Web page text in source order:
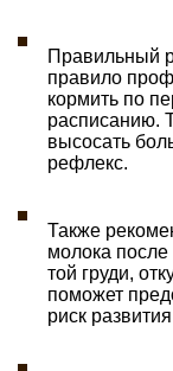
Правильный
правило
кормить по
расписанию.
высосать
рефлекс.
Также
молока
той груди,
поможет
риск